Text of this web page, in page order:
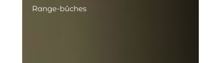
Range-bûches